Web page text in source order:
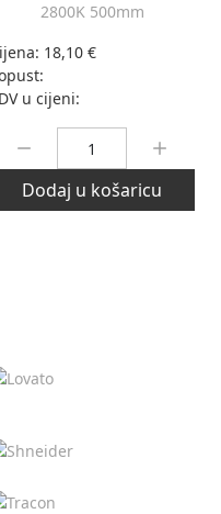
2800K 500mm
18,10 €
u cijeni:
Dodaj u košaricu